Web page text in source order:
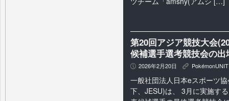
第20回アジア競技大会
候補選手選考競技会の
P 2026年2月20日 K
一般社団法人日本eスポーツ
下、JESU)は、 3月に実施す